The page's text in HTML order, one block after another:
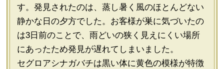
す。発見されたのは、蒸し暑く風のほとんどない
静かな日の夕方でした。お客様が巣に気づいたの
は3日前のことで、雨どいの狭く見えにくい場所
にあったため発見が遅れてしまいました。
セグロアシナガバチは黒い体に黄色の模様が特徴